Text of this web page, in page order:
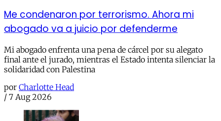
Me condenaron por terrorismo. Ahora mi
abogado va a juicio por defenderme
Mi abogado enfrenta una pena de cárcel por su alegato
final ante el jurado, mientras el Estado intenta silenciar la
solidaridad con Palestina
por Charlotte Head
/ 7 Aug 2026